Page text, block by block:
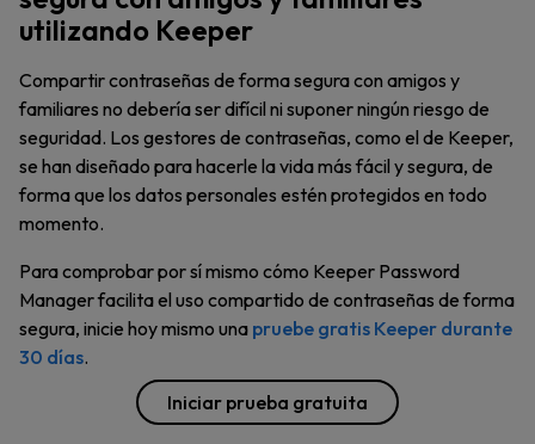
utilizando Keeper
Compartir contraseñas de forma segura con amigos y
familiares no debería ser difícil ni suponer ningún riesgo de
seguridad. Los gestores de contraseñas, como el de Keeper,
se han diseñado para hacerle la vida más fácil y segura, de
forma que los datos personales estén protegidos en todo
momento.
Para comprobar por sí mismo cómo Keeper Password
Manager facilita el uso compartido de contraseñas de forma
segura, inicie hoy mismo una pruebe gratis Keeper durante
30 días.
Iniciar prueba gratuita